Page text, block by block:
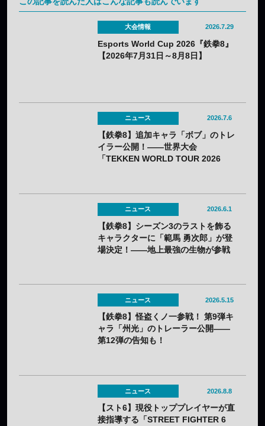
大会情報 2026.7.29
Esports World Cup 2026『鉄拳8』
【2026年7月31日～8月8日】
ニュース 2026.7.6
【鉄拳8】追加キャラ「ボブ」のトレ
イラー公開！——世界大会
「TEKKEN WORLD TOUR 2026
ニュース 2026.6.1
【鉄拳8】シーズン3のラストを飾る
キャラクターに「範馬 勇次郎」が登
場決定！――地上最強の生物が参戦
ニュース 2026.5.15
【鉄拳8】怪盗くノ一参戦！ 第9弾キ
ャラ「州光」のトレーラー公開——
第12弾の告知も！
ニュース 2026.8.8
【スト6】現役トッププレイヤーが直
接指導する「STREET FIGHTER 6